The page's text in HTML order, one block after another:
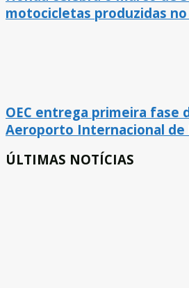
motocicletas produzidas no
OEC entrega primeira fase
Aeroporto Internacional de
ÚLTIMAS NOTÍCIAS